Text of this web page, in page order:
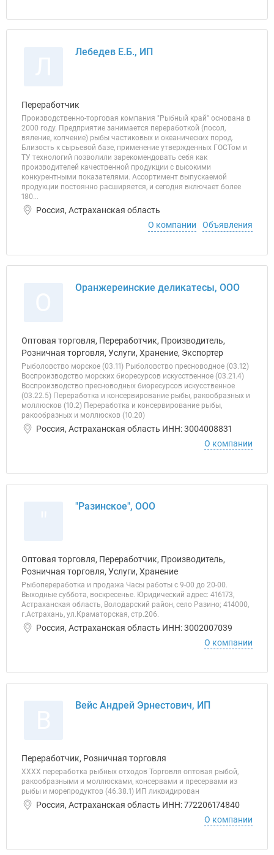
Лебедев Е.Б., ИП
Переработчик
Производственно-торговая компания "Рыбный край" основана в
2000 году. Предприятие занимается переработкой (посол,
вяление, копчение) рыбы частиковых и океанических пород.
Близость к сырьевой базе, применение утвержденных ГОСТом и
ТУ технологий позволили зарекомендовать себя как
производителей качественной продукции с высокими
конкурентными показателями. Ассортимент выпускаемой
продукции постоянно расширяется, и сегодня включает более
180...
Россия, Астраханская область
О компании
Объявления
Оранжереинские деликатесы, ООО
Оптовая торговля, Переработчик, Производитель,
Розничная торговля, Услуги, Хранение, Экспортер
Рыболовство морское (03.11) Рыболовство пресноводное (03.12)
Воспроизводство морских биоресурсов искусственное (03.21.4)
Воспроизводство пресноводных биоресурсов искусственное
(03.22.5) Переработка и консервирование рыбы, ракообразных и
моллюсков (10.2) Переработка и консервирование рыбы,
ракообразных и моллюсков (10.20)
Россия, Астраханская область ИНН: 3004008831
О компании
"Разинское", ООО
Оптовая торговля, Переработчик, Производитель,
Розничная торговля, Услуги, Хранение
Рыбопереработка и продажа Часы работы с 9-00 до 20-00.
Выходные суббота, воскресенье. Юридический адрес: 416173,
Астраханская область, Володарский район, село Разино; 414000,
г.Астрахань, ул.Краматорская, стр.206.
Россия, Астраханская область ИНН: 3002007039
О компании
Вейс Андрей Эрнестович, ИП
Переработчик, Розничная торговля
ХХХХ переработка рыбных отходов Торговля оптовая рыбой,
ракообразными и моллюсками, консервами и пресервами из
рыбы и морепродуктов (46.38.1) ИП ликвидирован
Россия, Астраханская область ИНН: 772206174840
О компании